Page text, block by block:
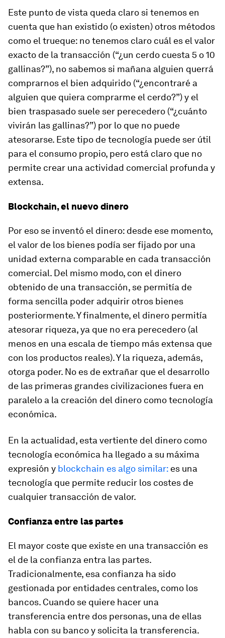
Este punto de vista queda claro si tenemos en
cuenta que han existido (o existen) otros métodos
como el trueque: no tenemos claro cuál es el valor
exacto de la transacción (“¿un cerdo cuesta 5 o 10
gallinas?”), no sabemos si mañana alguien querrá
comprarnos el bien adquirido (“¿encontraré a
alguien que quiera comprarme el cerdo?”) y el
bien traspasado suele ser perecedero (“¿cuánto
vivirán las gallinas?”) por lo que no puede
atesorarse. Este tipo de tecnología puede ser útil
para el consumo propio, pero está claro que no
permite crear una actividad comercial profunda y
extensa.
Blockchain, el nuevo dinero
Por eso se inventó el dinero: desde ese momento,
el valor de los bienes podía ser fijado por una
unidad externa comparable en cada transacción
comercial. Del mismo modo, con el dinero
obtenido de una transacción, se permitía de
forma sencilla poder adquirir otros bienes
posteriormente. Y finalmente, el dinero permitía
atesorar riqueza, ya que no era perecedero (al
menos en una escala de tiempo más extensa que
con los productos reales). Y la riqueza, además,
otorga poder. No es de extrañar que el desarrollo
de las primeras grandes civilizaciones fuera en
paralelo a la creación del dinero como tecnología
económica.
En la actualidad, esta vertiente del dinero como
tecnología económica ha llegado a su máxima
expresión y blockchain es algo similar: es una
tecnología que permite reducir los costes de
cualquier transacción de valor.
Confianza entre las partes
El mayor coste que existe en una transacción es
el de la confianza entra las partes.
Tradicionalmente, esa confianza ha sido
gestionada por entidades centrales, como los
bancos. Cuando se quiere hacer una
transferencia entre dos personas, una de ellas
habla con su banco y solicita la transferencia.